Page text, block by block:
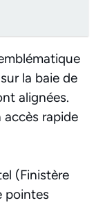
la baie de
alignées.
accès rapide
(Finistère
pointes